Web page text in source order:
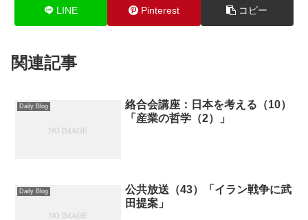
LINE Pinterest コピー
関連記事
Daily Blog
絡合会講座：日本を考える（10）
「産業の哲学（2）」
Daily Blog
公共放送（43）「イラン戦争に武
田提案」